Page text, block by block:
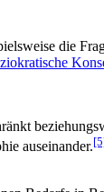
die
auseinander.